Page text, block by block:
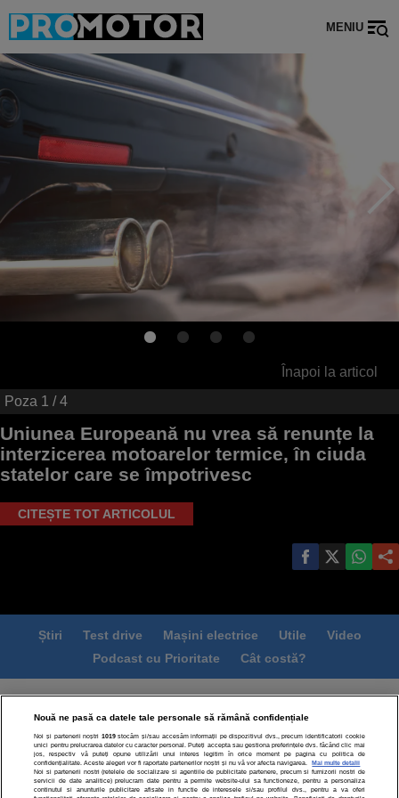
MENIU
Înapoi la articol
Poza 1 / 4
Uniunea Europeană nu vrea să renunțe la
interzicerea motoarelor termice, în ciuda
statelor care se împotrivesc
CITEȘTE TOT ARTICOLUL
Știri Test drive Mașini electrice Utile
Video
Podcast cu Prioritate
Cât costă?
Termeni si conditii
Politica de confidentialitate
Politica de cookies
Echipa editorială
Contact
Modifică Setările
Nouă ne pasă ca datele tale personale să rămână confidențiale
Noi și partenerii noștri 1019stocăm și/sau accesăm informații pe dispozitivul dvs., precum identificatorii cookie
unici pentru prelucrarea datelor cu caracter personal. Puteți accepta sau gestiona preferințele dvs. făcând clic mai
jos, respectiv vă puteți opune utilizării unui interes legitim în orice moment pe pagina cu politica de
confidențialitate. Aceste alegeri vor fi raportate partenerilor noștri și nu vă vor afecta navigarea.
Mai multe detalii
Noi si partenerii nostri (retelele de socializare si agentiile de publicitate partenere, precum si furnizorii nostri de
servicii de date analitice) prelucram date pentru a permite website-ului sa functioneze, pentru a personaliza
continutul si anunturile publicitare afisate in functie de interesele si/sau profilul dvs., pentru a va oferi